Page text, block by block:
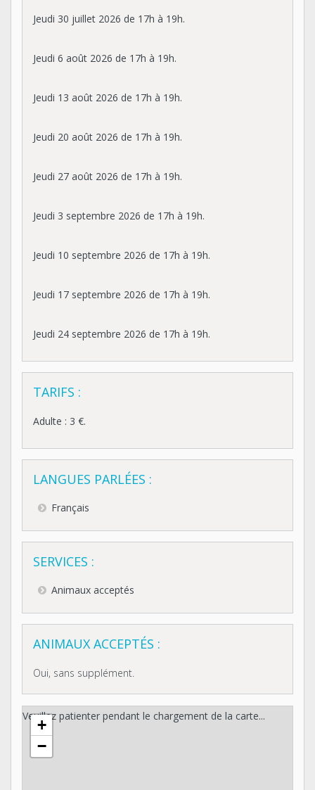
Jeudi 30 juillet 2026 de 17h à 19h.
Jeudi 6 août 2026 de 17h à 19h.
Jeudi 13 août 2026 de 17h à 19h.
Jeudi 20 août 2026 de 17h à 19h.
Jeudi 27 août 2026 de 17h à 19h.
Jeudi 3 septembre 2026 de 17h à 19h.
Jeudi 10 septembre 2026 de 17h à 19h.
Jeudi 17 septembre 2026 de 17h à 19h.
Jeudi 24 septembre 2026 de 17h à 19h.
TARIFS :
Adulte : 3 €.
LANGUES PARLÉES :
Français
SERVICES :
Animaux acceptés
ANIMAUX ACCEPTÉS :
Oui, sans supplément.
Veuillez patienter pendant le chargement de la carte...
+
−